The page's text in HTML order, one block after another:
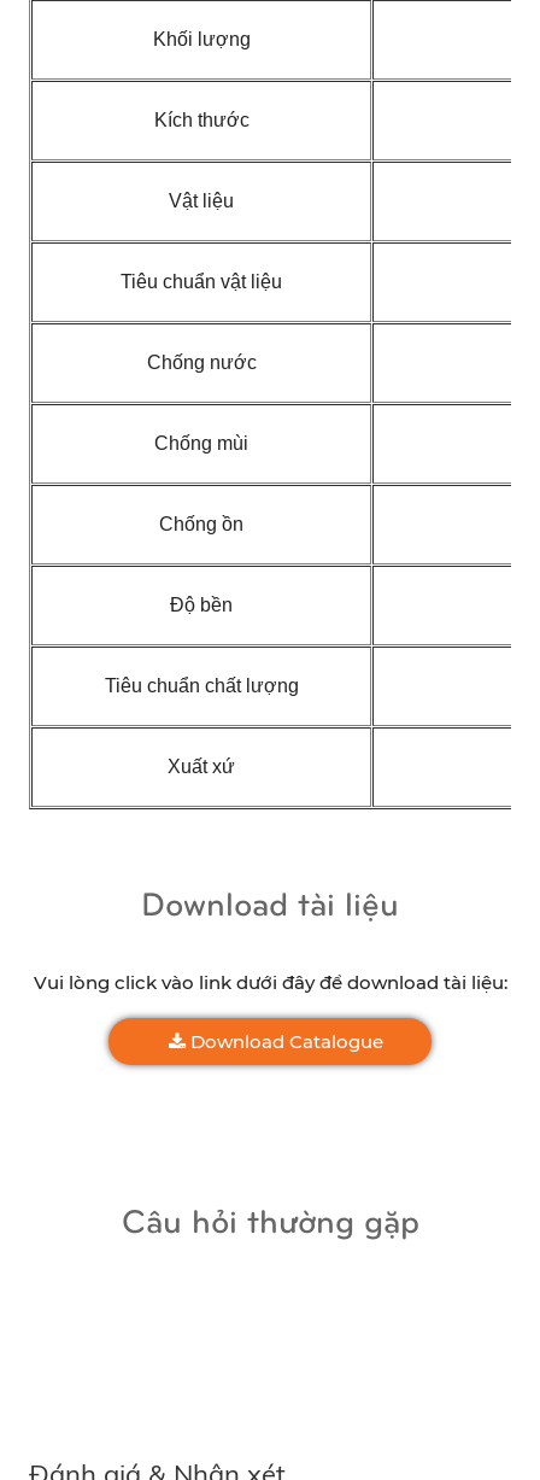
Khối lượng
Kích thước
Vật liệu
Tiêu chuẩn vật liệu
Chống nước
Chống mùi
Chống ồn
Độ bền
Tiêu chuẩn chất lượng
Xuất xứ
Download tài liệu
Vui lòng click vào link dưới đây để download tài liệu:
Download Catalogue
Câu hỏi thường gặp